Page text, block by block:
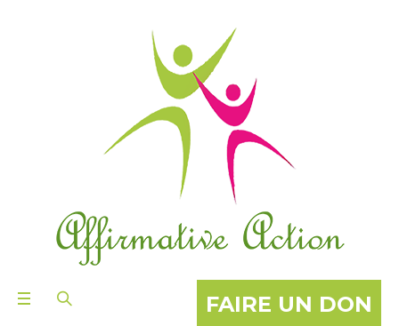
FAIRE UN DON